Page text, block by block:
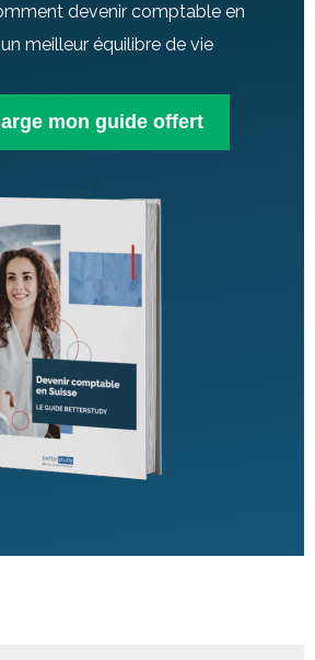
devenir comptable en
meilleur équilibre de vie
mon guide offert